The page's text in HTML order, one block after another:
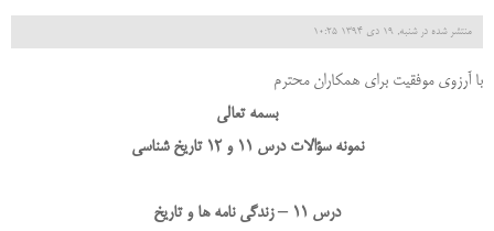
منتشر شده در شنبه, 19 دی 1394 10:25
با آرزوی موفقیت برای همکاران محترم
بسمه تعالی
نمونه سؤالات درس 11 و 12 تاریخ شناسی
درس 11 – زندگی نامه ها و تاریخ